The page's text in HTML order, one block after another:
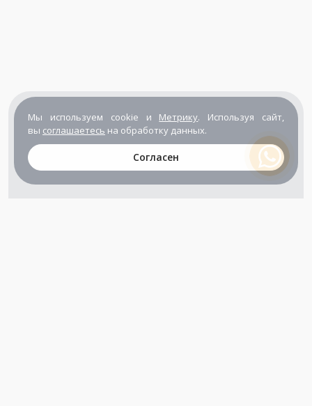
Мы используем cookie и Метрику. Используя сайт,
вы соглашаетесь на обработку данных.
Согласен